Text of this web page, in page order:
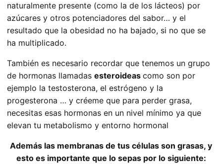
naturalmente presente (como la de los lácteos) por
azúcares y otros potenciadores del sabor… y el
resultado que la obesidad no ha bajado, si no que se
ha multiplicado.
También es necesario recordar que tenemos un grupo
de hormonas llamadas esteroideas como son por
ejemplo la testosterona, el estrógeno y la
progesterona … y créeme que para perder grasa,
necesitas esas hormonas en un nivel mínimo ya que
elevan tu metabolismo y entorno hormonal
Además las membranas de tus células son grasas, y
esto es importante que lo sepas por lo siguiente: